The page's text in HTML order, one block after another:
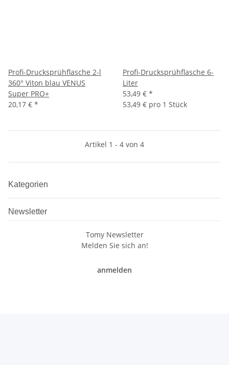
Profi-Drucksprühflasche 2-l
360° Viton blau VENUS
Super PRO+
20,17 € *
Profi-Drucksprühflasche 6-
Liter
53,49 € *
53,49 € pro 1 Stück
Artikel 1 - 4 von 4
Kategorien
Newsletter
Tomy Newsletter
Melden Sie sich an!
anmelden